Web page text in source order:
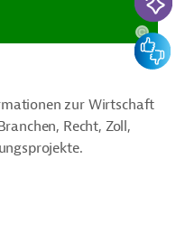
zur Wirtschaft
Recht, Zoll,